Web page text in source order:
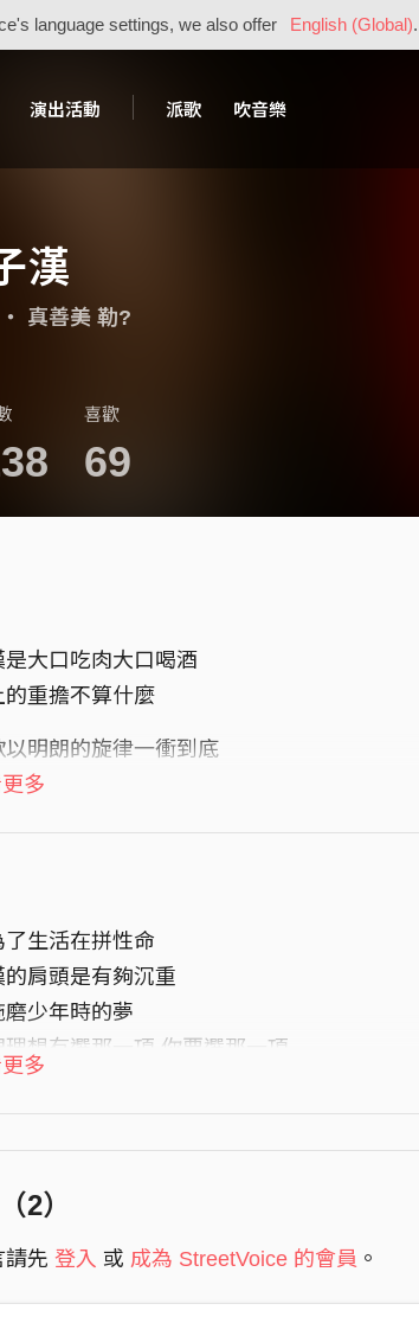
language settings, we also offer English (Global).
演出活動 派歌 吹音樂
漢
真善美 勒?
喜歡
69
是大口吃肉大口喝酒
的重擔不算什麼
以明朗的旋律一衝到底
漢的solo
多
了生活在拼性命
的肩頭是有夠沉重
磨少年時的夢
理想有選那一項 你要選那一項
講不出聲 你甘有再聽
的心聲 講不出口 放在心內裝惦惦
多
2）
請先 登入 或 成為 StreetVoice 的會員 。